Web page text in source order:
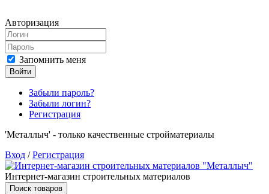
Авторизация
Запомнить меня
Войти
Забыли пароль?
Забыли логин?
Регистрация
'Металлыч' - только качественные стройматериалы
Вход /Регистрация
Интернет-магазин строительных материалов
Поиск товаров